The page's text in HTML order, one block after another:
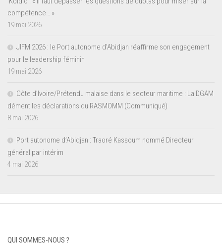
compétence… »
19 mai 2026
JIFM 2026 : le Port autonome d’Abidjan réaffirme son engagement
pour le leadership féminin
19 mai 2026
Côte d’Ivoire/Prétendu malaise dans le secteur maritime : La DGAM
dément les déclarations du RASMOMM (Communiqué)
8 mai 2026
Port autonome d’Abidjan : Traoré Kassoum nommé Directeur
général par intérim
4 mai 2026
QUI SOMMES-NOUS ?